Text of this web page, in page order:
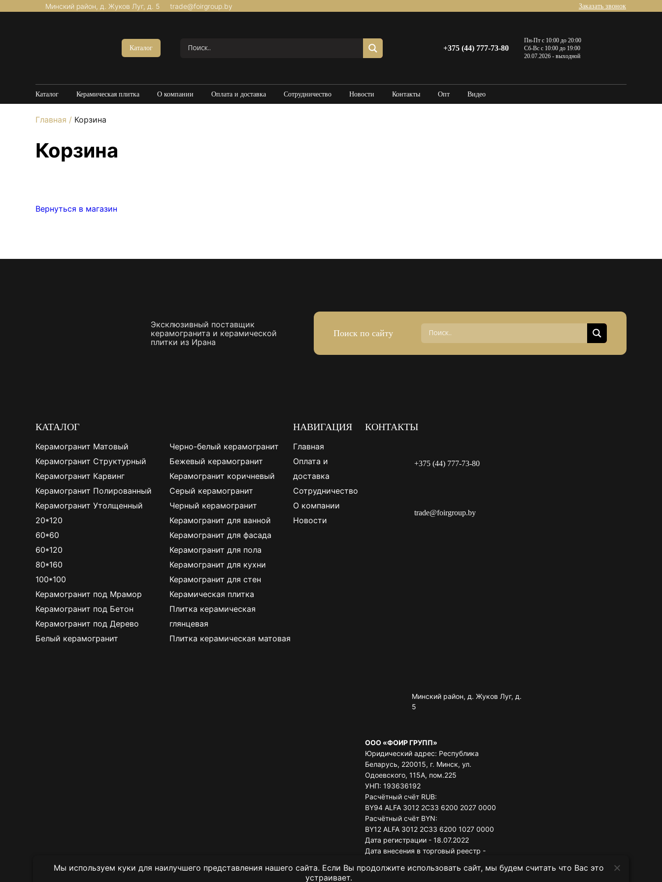
Минский район, д. Жуков Луг, д. 5 trade@foirgroup.by Заказать звонок
Каталог +375 (44) 777-73-80
Пн-Пт с 10:00 до 20:00
Сб-Вс с 10:00 до 19:00
20.07.2026 - выходной
Каталог Керамическая плитка О компании Оплата и доставка Сотрудничество Новости Контакты Опт Видео
Главная / Корзина
Корзина
Вернуться в магазин
Эксклюзивный поставщик
керамогранита и керамической
плитки из Ирана
Поиск по сайту
КАТАЛОГ
Керамогранит Матовый
Керамогранит Структурный
Керамогранит Карвинг
Керамогранит Полированный
Керамогранит Утолщенный
20*120
60*60
60*120
80*160
100*100
Керамогранит под Мрамор
Керамогранит под Бетон
Керамогранит под Дерево
Белый керамогранит
Черно-белый керамогранит
Бежевый керамогранит
Керамогранит коричневый
Серый керамогранит
Черный керамогранит
Керамогранит для ванной
Керамогранит для фасада
Керамогранит для пола
Керамогранит для кухни
Керамогранит для стен
Керамическая плитка
Плитка керамическая
глянцевая
Плитка керамическая матовая
НАВИГАЦИЯ
Главная
Оплата и
доставка
Сотрудничество
О компании
Новости
КОНТАКТЫ
+375 (44) 777-73-80
trade@foirgroup.by
Минский район, д. Жуков Луг, д.
5
ООО «ФОИР ГРУПП»
Юридический адрес: Республика
Беларусь, 220015, г. Минск, ул.
Одоевского, 115А, пом.225
УНП: 193636192
Расчётный счёт RUB:
BY94 ALFA 3012 2C33 6200 2027 0000
Расчётный счёт BYN:
BY12 ALFA 3012 2C33 6200 1027 0000
Дата регистрации - 18.07.2022
Дата внесения в торговый реестр -
Минский городской исполнительный
Керамогранит Утолщенный
Керамогранит под Бетон
Плитка керамическая матовая
Мы используем куки для наилучшего представления нашего сайта. Если Вы продолжите использовать сайт, мы будем считать что Вас это
устраивает.